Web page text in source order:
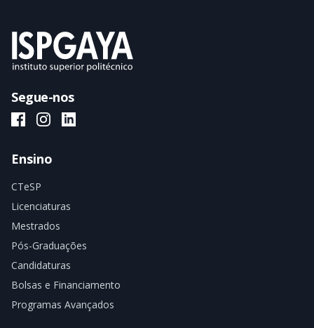
Segue-nos
ISPGAYA Facebook
ISPGAYA Instagram
ISPGAYA LinkedIn
Ensino
CTeSP
Licenciaturas
Mestrados
Pós-Graduações
Candidaturas
Bolsas e Financiamento
Programas Avançados